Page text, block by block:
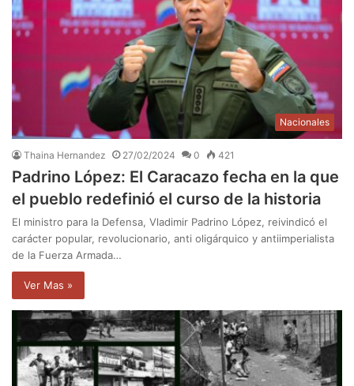
Nacionales
Thaina Hernandez 27/02/2024 0 421
Padrino López: El Caracazo fecha en la que
el pueblo redefinió el curso de la historia
El ministro para la Defensa, Vladimir Padrino López, reivindicó el
carácter popular, revolucionario, anti oligárquico y antiimperialista
de la Fuerza Armada…
Ver Mas »